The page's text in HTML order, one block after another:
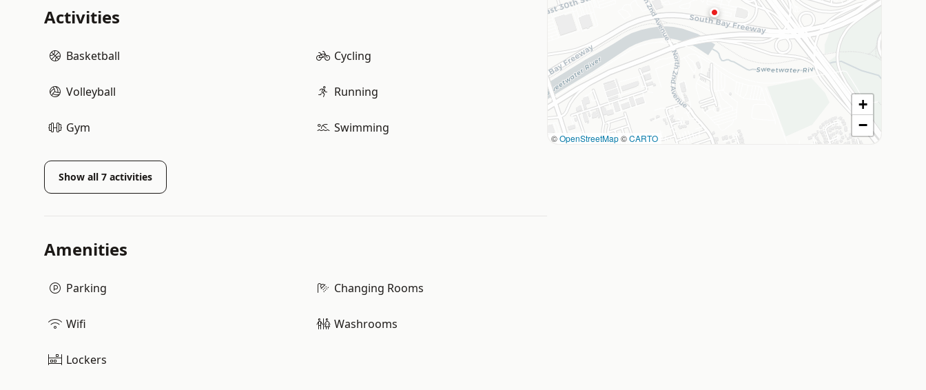
Activities
Basketball Cycling
Volleyball Running
Gym Swimming
Show all 7 activities
Amenities
Parking Changing Rooms
Wifi Washrooms
Lockers
©OpenStreetMap©CARTO
+
−